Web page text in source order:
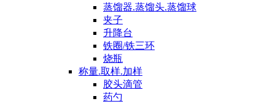
蒸馏器.蒸馏头.蒸馏球
夹子
升降台
铁圈/铁三环
烧瓶
称量.取样.加样
胶头滴管
药勺